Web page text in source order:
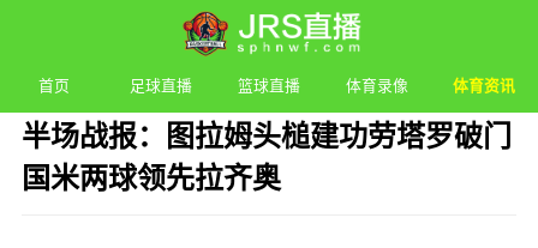
首页 足球直播 篮球直播 体育录像 体育资讯
半场战报：图拉姆头槌建功劳塔罗破门
国米两球领先拉齐奥